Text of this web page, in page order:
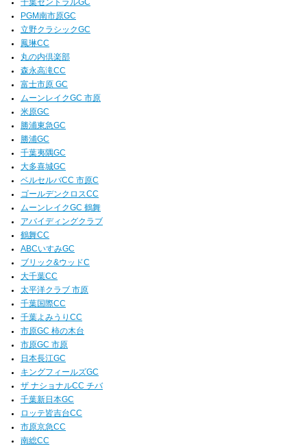
千葉セントラルGC
PGM南市原GC
立野クラシックGC
鳳琳CC
丸の内倶楽部
森永高滝CC
富士市原 GC
ムーンレイクGC 市原
米原GC
勝浦東急GC
勝浦GC
千葉夷隅GC
大多喜城GC
ベルセルバCC 市原C
ゴールデンクロスCC
ムーンレイクGC 鶴舞
アバイディングクラブ
鶴舞CC
ABCいすみGC
ブリック&ウッドC
大千葉CC
太平洋クラブ 市原
千葉国際CC
千葉よみうりCC
市原GC 柿の木台
市原GC 市原
日本長江GC
キングフィールズGC
ザ ナショナルCC チバ
千葉新日本GC
ロッテ皆吉台CC
市原京急CC
南総CC